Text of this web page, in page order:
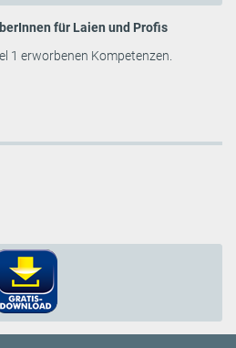
für Laien und Profis
1 erworbenen Kompetenzen.